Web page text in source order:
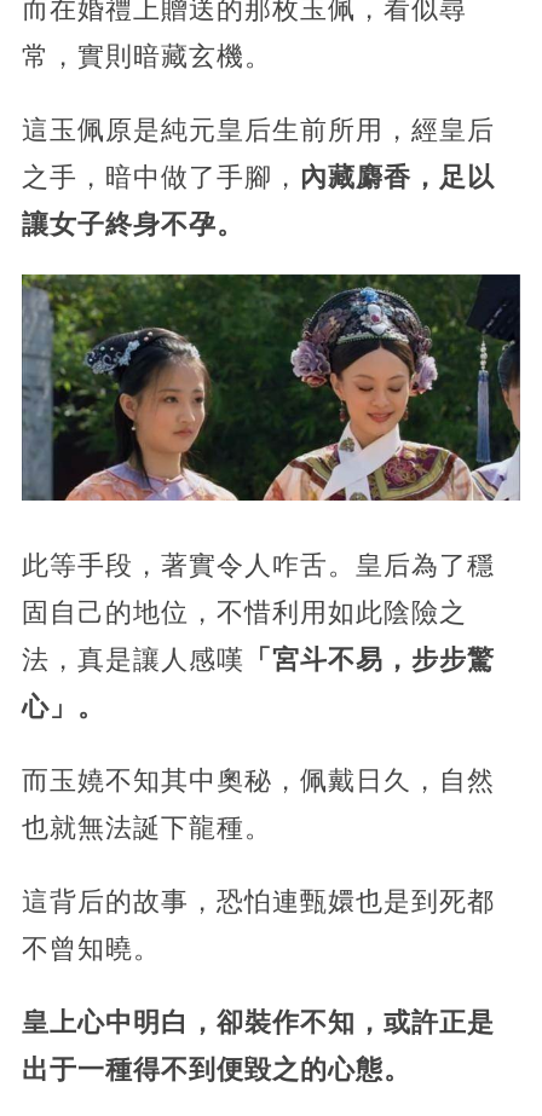
而在婚禮上贈送的那枚玉佩，看似尋
常，實則暗藏玄機。
這玉佩原是純元皇后生前所用，經皇后
之手，暗中做了手腳， 內藏麝香，足以
讓女子終身不孕。
此等手段，著實令人咋舌。皇后為了穩
固自己的地位，不惜利用如此陰險之
法，真是讓人感嘆 「宮斗不易，步步驚
心」。
而玉嬈不知其中奧秘，佩戴日久，自然
也就無法誕下龍種。
這背后的故事，恐怕連甄嬛也是到死都
不曾知曉。
皇上心中明白，卻裝作不知，或許正是
出于一種得不到便毀之的心態。